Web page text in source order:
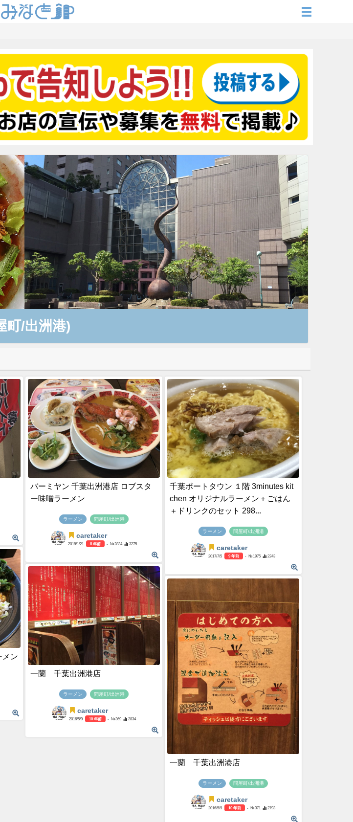
町/出洲港)
バーミヤン 千葉出洲港店 ロブスタ
ー味噌ラーメン
ラーメン 問屋町/出洲港
caretaker
2018/1/21 8 年前 - №2834 3275
千葉ポートタウン １階 3minutes kit
chen オリジナルラーメン＋ごはん
＋ドリンクのセット 298...
ラーメン 問屋町/出洲港
caretaker
2017/7/5 9 年前 - №1975 2243
メン
一蘭 千葉出洲港店
ラーメン 問屋町/出洲港
caretaker
2016/5/9 10 年前 - №369 2834
一蘭 千葉出洲港店
ラーメン 問屋町/出洲港
caretaker
2016/5/9 10 年前 - №371 2793